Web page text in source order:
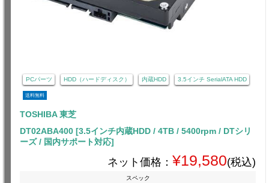
PCパーツ HDD（ハードディスク） 内蔵HDD 3.5インチ SerialATA HDD
送料無料
TOSHIBA 東芝
DT02ABA400 [3.5インチ内蔵HDD / 4TB / 5400rpm / DTシリ
ーズ / 国内サポート対応]
ネット価格： ¥19,580(税込)
スペック